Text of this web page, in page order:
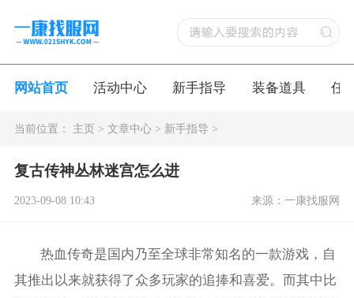
网站首页 活动中心 新手指导 装备道具 任
当前位置： 主页> 文章中心> 新手指导 >
复古传神丛林迷宫怎么进
2023-09-08 10:43 来源：一康找服网
热血传奇是国内乃至全球非常知名的一款游戏，自
其推出以来就获得了众多玩家的追捧和喜爱。而其中比